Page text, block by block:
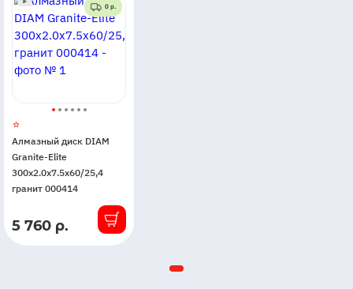
0 р.
Алмазный диск DIAM
Granite-Elite
300x2.0x7.5x60/25,4
гранит 000414
В
5 760 р.